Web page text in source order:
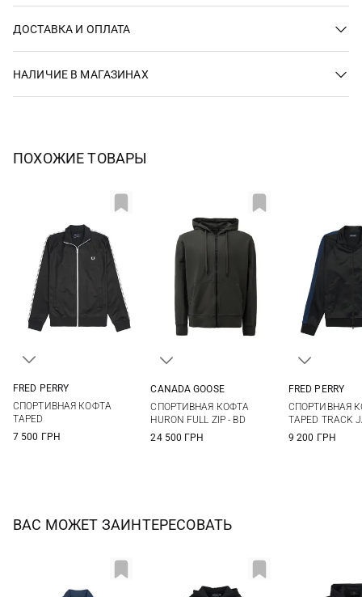
ДОСТАВКА И ОПЛАТА
НАЛИЧИЕ В МАГАЗИНАХ
ПОХОЖИЕ ТОВАРЫ
XXL
FRED PERRY
СПОРТИВНАЯ КОФТА
TAPED
7 500 ГРН
CANADA GOOSE
СПОРТИВНАЯ КОФТА
HURON FULL ZIP - BD
24 500 ГРН
FRED PERRY
СПОРТИВНАЯ
TAPED TRACK
9 200 ГРН
ВАС МОЖЕТ ЗАИНТЕРЕСОВАТЬ